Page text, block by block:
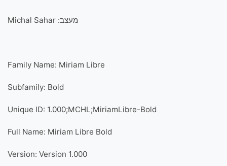
מעצב: Michal Sahar
Family Name: Miriam Libre
Subfamily: Bold
Unique ID: 1.000;MCHL;MiriamLibre-Bold
Full Name: Miriam Libre Bold
Version: Version 1.000